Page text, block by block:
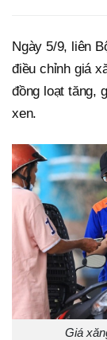
Ngày 5/9, liên
điều chỉnh giá
đồng loạt tăng,
xen.
Giá